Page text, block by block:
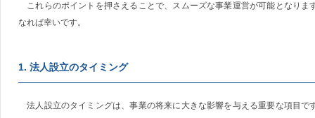
これらのポイントを押さえることで、スムーズな事業運営が可能となりま
なれば幸いです。
1. 法人設立のタイミング
法人設立のタイミングは、事業の将来に大きな影響を与える重要な項目で